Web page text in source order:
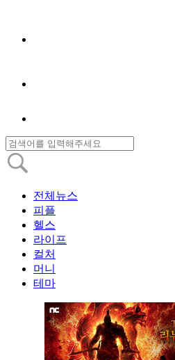
전체뉴스
피플
헬스
라이프
컬처
머니
테마